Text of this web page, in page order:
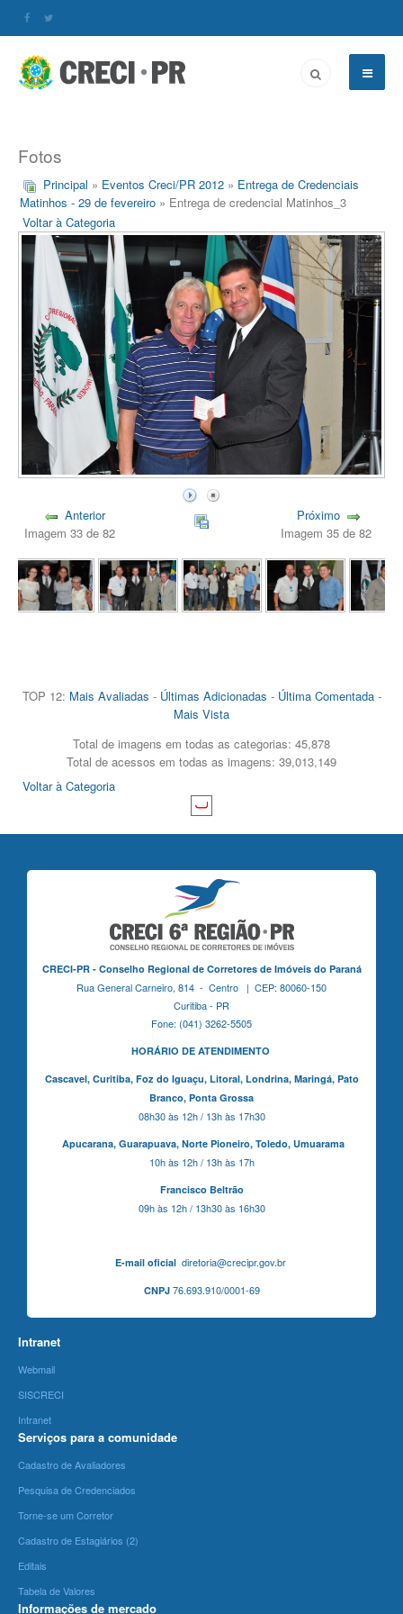
Fotos
Principal » Eventos Creci/PR 2012 » Entrega de Credenciais
Matinhos - 29 de fevereiro » Entrega de credencial Matinhos_3
Voltar à Categoria
Anterior
Imagem 33 de 82
Próximo
Imagem 35 de 82
TOP 12: Mais Avaliadas - Últimas Adicionadas - Última Comentada-
Mais Vista
Total de imagens em todas as categorias: 45,878
Total de acessos em todas as imagens: 39,013,149
Voltar à Categoria
CRECI-PR - Conselho Regional de Corretores de Imóveis do Paraná
Rua General Carneiro, 814 - Centro | CEP: 80060-150
Curitiba - PR
Fone: (041) 3262-5505
HORÁRIO DE ATENDIMENTO
Cascavel, Curitiba,Foz do Iguaçu, Litoral, Londrina, Maringá, Pato
Branco, Ponta Grossa
08h30 às 12h / 13h às 17h30
Apucarana, Guarapuava, Norte Pioneiro, Toledo, Umuarama
10h às 12h / 13h às 17h
Francisco Beltrão
09h às 12h / 13h30 às 16h30
E-mail oficialdiretoria@crecipr.gov.br
CNPJ76.693.910/0001-69
Intranet
Webmail
SISCRECI
Intranet
Serviços para a comunidade
Cadastro de Avaliadores
Pesquisa de Credenciados
Torne-se um Corretor
Cadastro de Estagiários (2)
Editais
Tabela de Valores
Informações de mercado